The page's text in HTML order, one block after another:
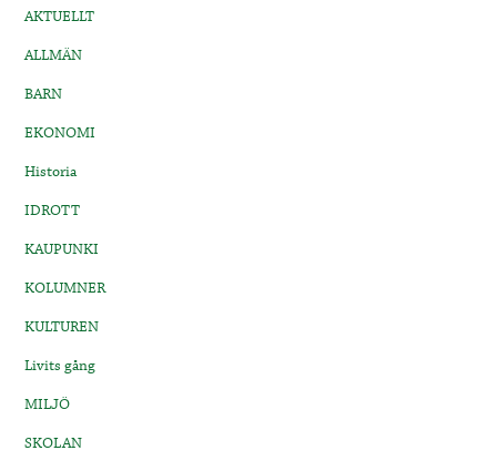
AKTUELLT
ALLMÄN
BARN
EKONOMI
Historia
IDROTT
KAUPUNKI
KOLUMNER
KULTUREN
Livits gång
MILJÖ
SKOLAN